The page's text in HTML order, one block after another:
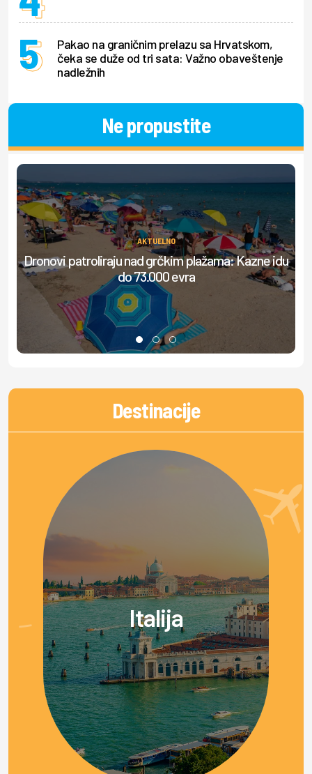
Pakao na graničnim prelazu sa Hrvatskom,
čeka se duže od tri sata: Važno obaveštenje
nadležnih
Ne propustite
AKTUELNO
Dronovi patroliraju nad grčkim plažama: Kazne idu
do 73.000 evra
Destinacije
Italija